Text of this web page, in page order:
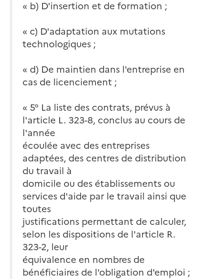
« b) D'insertion et de formation ;
« c) D'adaptation aux mutations
technologiques ;
« d) De maintien dans l'entreprise en
cas de licenciement ;
« 5° La liste des contrats, prévus à
l'article L. 323-8, conclus au cours de
l'année
écoulée avec des entreprises
adaptées, des centres de distribution
du travail à
domicile ou des établissements ou
services d'aide par le travail ainsi que
toutes
justifications permettant de calculer,
selon les dispositions de l'article R.
323-2, leur
équivalence en nombres de
bénéficiaires de l'obligation d'emploi ;